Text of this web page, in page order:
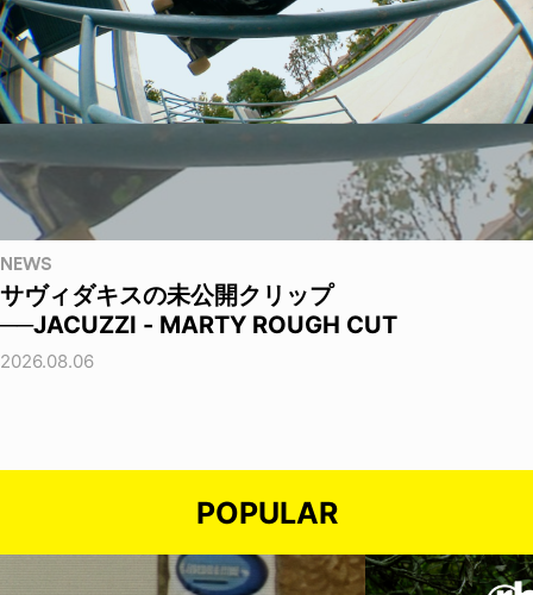
NEWS
サヴィダキスの未公開クリップ
──JACUZZI - MARTY ROUGH CUT
2026.08.06
POPULAR